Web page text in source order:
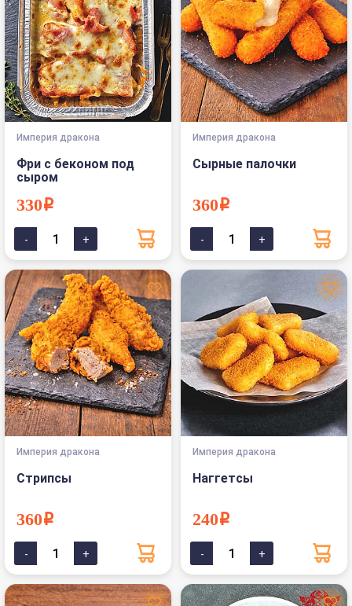
Империя дракона
Фри с беконом под
сыром
330i
Империя дракона
Сырные палочки
360i
Империя дракона
Стрипсы
360i
Империя дракона
Наггетсы
240i